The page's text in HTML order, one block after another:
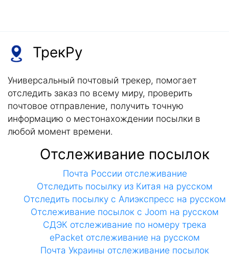
ТрекРу
Универсальный почтовый трекер, помогает
отследить заказ по всему миру, проверить
почтовое отправление, получить точную
информацию о местонахождении посылки в
любой момент времени.
Отслеживание посылок
Почта России отслеживание
Отследить посылку из Китая на русском
Отследить посылку с Алиэкспресс на русском
Отслеживание посылок с Joom на русском
СДЭК отслеживание по номеру трека
ePacket отслеживание на русском
Почта Украины отслеживание посылок